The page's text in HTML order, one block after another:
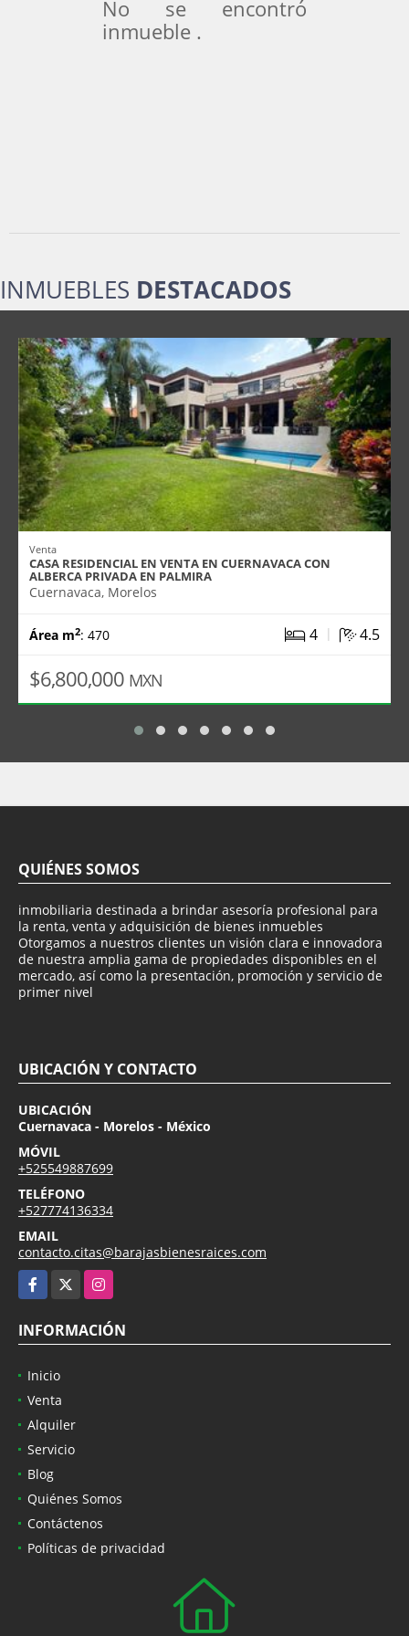
No se encontró
inmueble .
INMUEBLES DESTACADOS
Venta
CASA RESIDENCIAL EN VENTA EN CUERNAVACA CON
ALBERCA PRIVADA EN PALMIRA
Cuernavaca, Morelos
Área m2: 470 4 | 4.5
$6,800,000 MXN
QUIÉNES SOMOS
inmobiliaria destinada a brindar asesoría profesional para
la renta, venta y adquisición de bienes inmuebles
Otorgamos a nuestros clientes un visión clara e innovadora
de nuestra amplia gama de propiedades disponibles en el
mercado, así como la presentación, promoción y servicio de
primer nivel
UBICACIÓN Y CONTACTO
UBICACIÓN
Cuernavaca - Morelos - México
MÓVIL
+525549887699
TELÉFONO
+527774136334
EMAIL
contacto.citas@barajasbienesraices.com
Facebook
Instagram
INFORMACIÓN
Inicio
Venta
Alquiler
Servicio
Blog
Quiénes Somos
Contáctenos
Políticas de privacidad